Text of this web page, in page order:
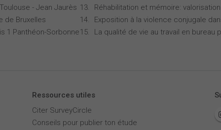
- Jean Jaurès
de Bruxelles
1 Panthéon-Sorbonne
Réhabilitation et mémoire:
Exposition à la violence conjugale
La qualité de vie au travail en bureau
Ressources utiles
Citer SurveyCircle
Conseils pour publier ton étude